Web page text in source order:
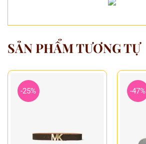
SẢN PHẨM TƯƠNG TỰ
-25% -47%